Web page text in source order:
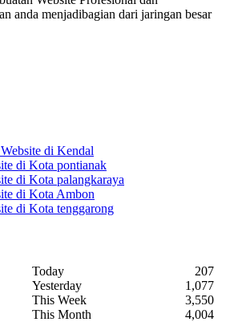
anda menjadibagian dari jaringan besar
di Kendal
di Kota pontianak
di Kota palangkaraya
di Kota Ambon
di Kota tenggarong
Today
207
Yesterday
1,077
This Week
3,550
This Month
4,004